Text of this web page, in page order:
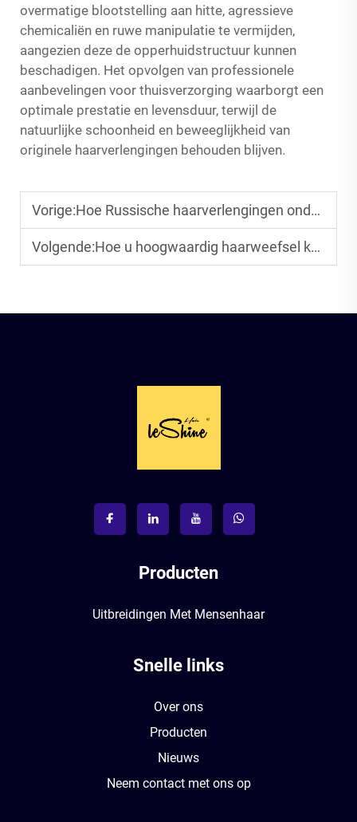
overmatige blootstelling aan hitte, agressieve
chemicaliën en ruwe manipulatie te vermijden,
aangezien deze de opperhuidstructuur kunnen
beschadigen. Het opvolgen van professionele
aanbevelingen voor thuisverzorging waarborgt een
optimale prestatie en levensduur, terwijl de
natuurlijke schoonheid en beweeglijkheid van
originele haarverlengingen behouden blijven.
Vorige:Hoe Russische haarverlengingen onderhouden voor een natuurlijke, langdurige glans.
Volgende:Hoe u hoogwaardig haarweefsel kunt inkopen voor een succesvolle groothandel in haarproducten.
Producten
Uitbreidingen Met Mensenhaar
Snelle links
Over ons
Producten
Nieuws
Neem contact met ons op